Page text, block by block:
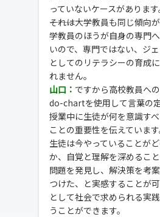
っていないケースがあります
―――それは大学教員も同じ傾
学教員のほうが自身の専門
いので、専門ではない、ジ
としてのリテラシーの育成
れません。
山口： ですから高校教員へ
do-chartを使用して言葉の定
授業中に生徒が何を意識す
ことの重要性を伝えています
生徒は今やっていることが
か、自覚と理解を深めるこ
問題を発見し、解決策を考
つけた、と実感することが
として社会で求められる実
うことができます。